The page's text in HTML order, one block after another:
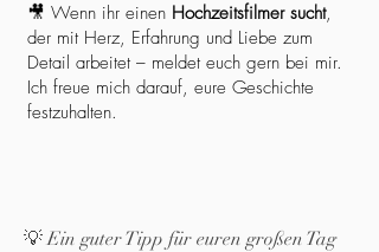
🎥 Wenn ihr einen Hochzeitsfilmer sucht,
der mit Herz, Erfahrung und Liebe zum
Detail arbeitet – meldet euch gern bei mir.
Ich freue mich darauf, eure Geschichte
festzuhalten.
💡 Ein guter Tipp für euren großen Tag